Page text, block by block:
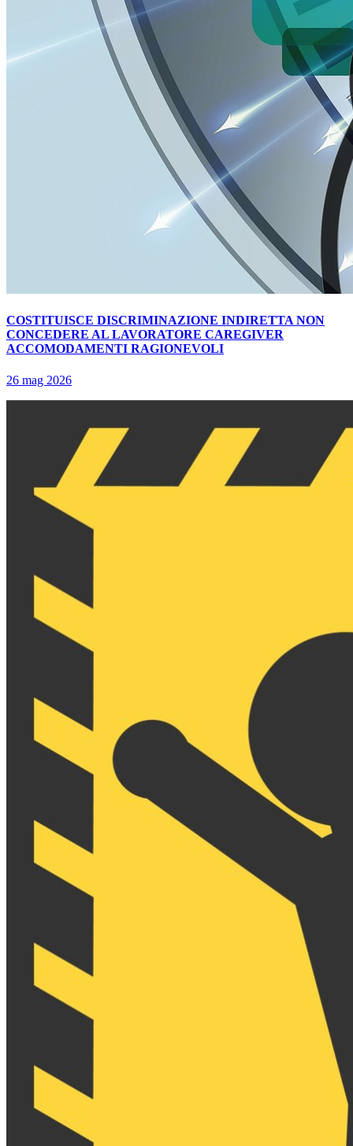
COSTITUISCE DISCRIMINAZIONE INDIRETTA NON
CONCEDERE AL LAVORATORE CAREGIVER
ACCOMODAMENTI RAGIONEVOLI
26 mag 2026